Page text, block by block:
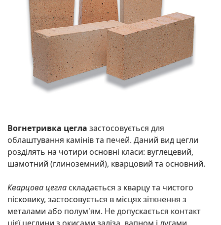
Вогнетривка цегла застосовується для
облаштування камінів та печей. Даний вид цегли
розділять на чотири основні класи: вуглецевий,
шамотний (глиноземний), кварцовий та основний.
Кварцова цегла складається з кварцу та чистого
пісковику, застосовується в місцях зіткнення з
металами або полум'ям. Не допускається контакт